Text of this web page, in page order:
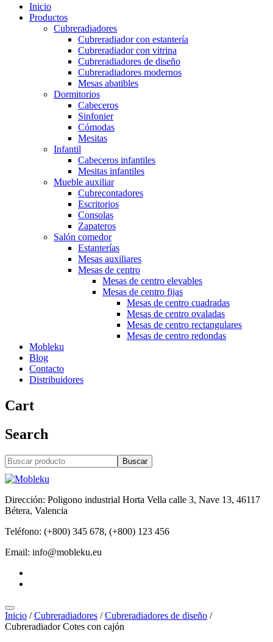
Inicio
Productos
Cubreradiadores
Cubreradiador con estantería
Cubreradiador con vitrina
Cubreradiadores de diseño
Cubreradiadores modernos
Mesas abatibles
Dormitorios
Cabeceros
Sinfonier
Cómodas
Mesitas
Infantil
Cabeceros infantiles
Mesitas infantiles
Mueble auxiliar
Cubrecontadores
Escritorios
Consolas
Zapateros
Salón comedor
Estanterías
Mesas auxiliares
Mesas de centro
Mesas de centro elevables
Mesas de centro fijas
Mesas de centro cuadradas
Mesas de centro ovaladas
Mesas de centro rectangulares
Mesas de centro redondas
Mobleku
Blog
Contacto
Distribuidores
Cart
Search
Buscar
Dirección: Poligono industrial Horta Vella calle 3, Nave 13, 46117
Bétera, Valencia
Teléfono: (+800) 345 678, (+800) 123 456
Email: info@mobleku.eu
Inicio / Cubreradiadores / Cubreradiadores de diseño /
Cubreradiador Cotes con cajón